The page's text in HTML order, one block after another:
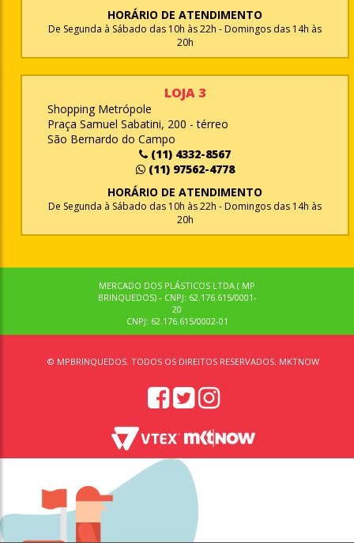
HORÁRIO DE ATENDIMENTO
De Segunda à Sábado das 10h às 22h - Domingos das 14h às
20h
LOJA 3
Shopping Metrópole
Praça Samuel Sabatini, 200 - térreo
São Bernardo do Campo
(11) 4332-8567
(11) 97562-4778
HORÁRIO DE ATENDIMENTO
De Segunda à Sábado das 10h às 22h - Domingos das 14h às
20h
MERCADO DOS PLÁSTICOS LTDA ( MP
BRINQUEDOS) - CNPJ: 62.176.615/0001-
20
CNPJ: 62.176.615/0002-01
© MPBRINQUEDOS. TODOS OS DIREITOS RESERVADOS. MKTNOW